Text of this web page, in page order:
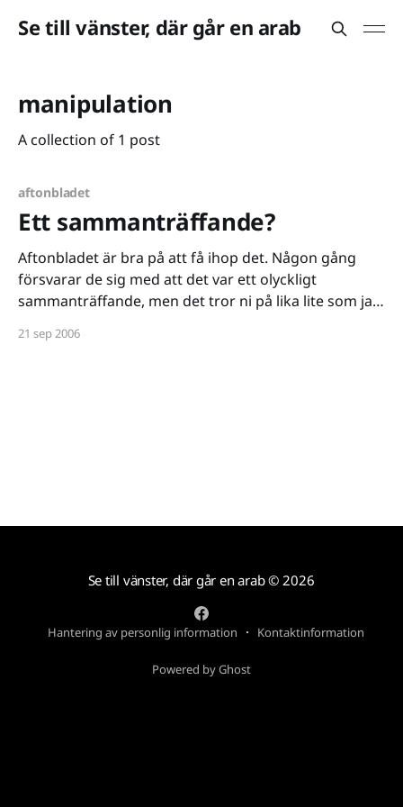
Se till vänster, där går en arab
manipulation
A collection of 1 post
aftonbladet
Ett sammanträffande?
Aftonbladet är bra på att få ihop det. Någon gång
försvarar de sig med att det var ett olyckligt
sammanträffande, men det tror ni på lika lite som jag
fall mig att klicka på Ronnie Sandahls krönika - som
21 sep 2006
Se till vänster, där går en arab© 2026
Hantering av personlig information Kontaktinformation
Powered by Ghost